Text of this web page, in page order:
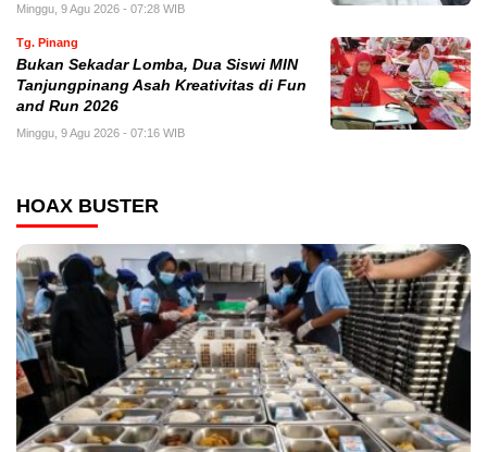
Minggu, 9 Agu 2026 - 07:28 WIB
Tg. Pinang
Bukan Sekadar Lomba, Dua Siswi MIN
Tanjungpinang Asah Kreativitas di Fun
and Run 2026
Minggu, 9 Agu 2026 - 07:16 WIB
HOAX BUSTER